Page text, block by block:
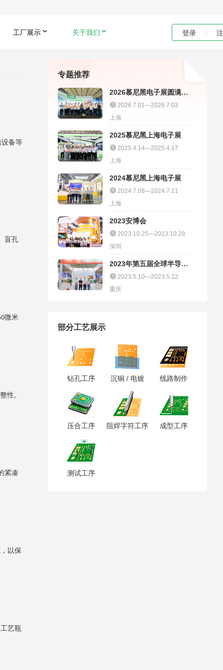
工厂展示 关于我们 登录
备等
盲孔
微米
性。
紧凑
以保
艺瓶
专题推荐
2026慕尼黑电子展圆满收
官｜聚多邦精彩不停
2026.7.01—2026.7.03
上海
2025慕尼黑上海电子展
2025.4.14—2025.4.17
上海
2024慕尼黑上海电子展
2024.7.08—2024.7.11
上海
2023安博会
2023.10.25—2023.10.28
深圳
2023年第五届全球半导体
产业（重庆）博览会
2023.5.10—2023.5.12
重庆
部分工艺展示
钻孔工序 沉铜 / 电镀 线路制作
压合工序 阻焊字符工序 成型工序
测试工序